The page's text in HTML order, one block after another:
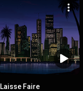
Laisse Faire